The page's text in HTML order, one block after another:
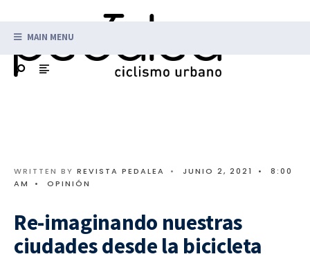
MAIN MENU
WRITTEN BY REVISTA PEDALEA • JUNIO 2, 2021 •
8:00
AM
• OPINIÓN
Re-imaginando nuestras
ciudades desde la bicicleta